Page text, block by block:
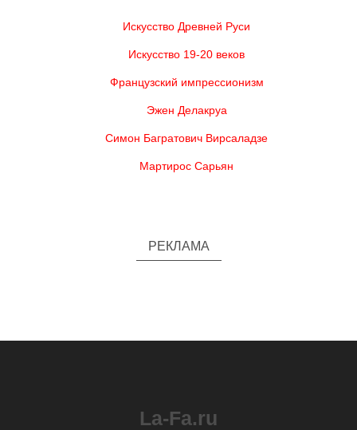
Искусство Древней Руси
Искусство 19-20 веков
Французский импрессионизм
Эжен Делакруа
Симон Багратович Вирсаладзе
Мартирос Сарьян
РЕКЛАМА
La-Fa.ru